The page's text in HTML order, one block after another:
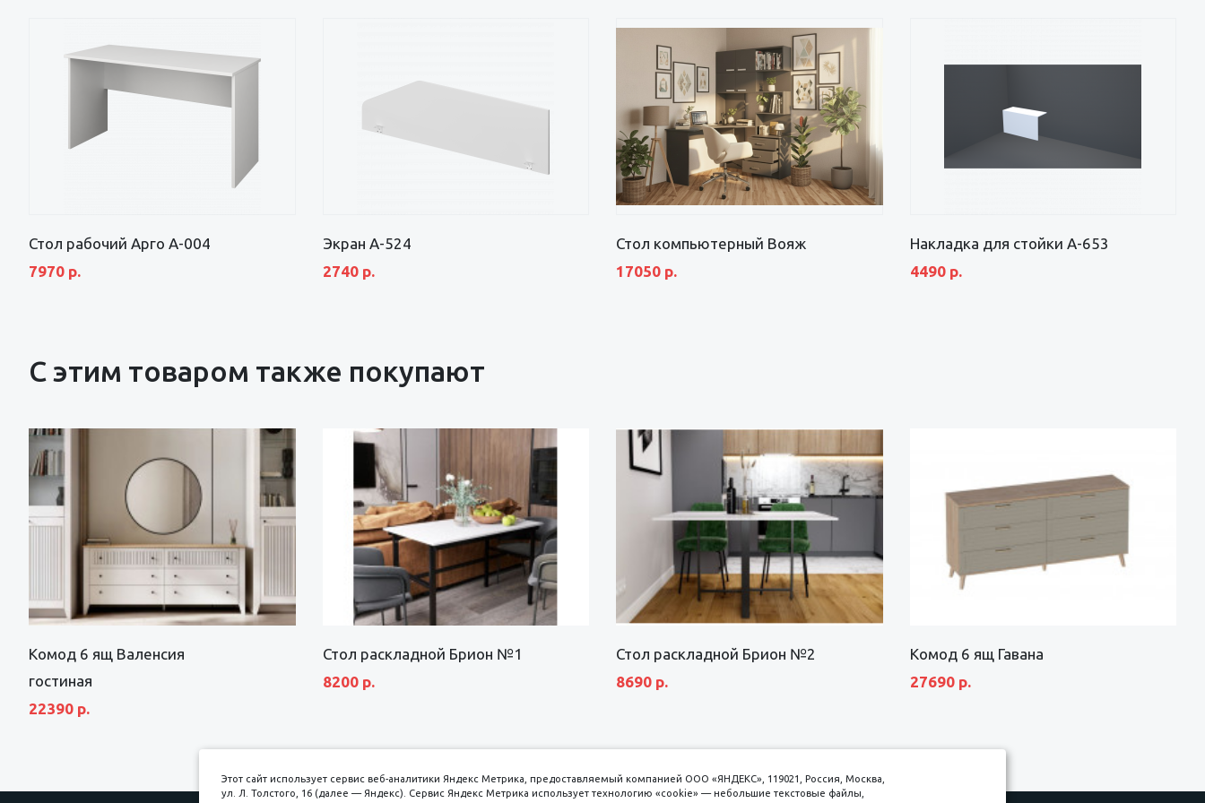
Стол рабочий Арго А-004
7970 р.
Экран А-524
2740 р.
Стол компьютерный Вояж
17050 р.
Накладка для стойки А-653
4490 р.
С этим товаром также покупают
Комод 6 ящ Валенсия
гостиная
22390 р.
Стол раскладной Брион №1
8200 р.
Стол раскладной Брион №2
8690 р.
Комод 6 ящ Гавана
27690 р.
Этот сайт использует сервис веб-аналитики Яндекс Метрика, предоставляемый компанией ООО «ЯНДЕКС», 119021, Россия, Москва,
ул. Л. Толстого, 16 (далее — Яндекс). Сервис Яндекс Метрика использует технологию «cookie» — небольшие текстовые файлы,